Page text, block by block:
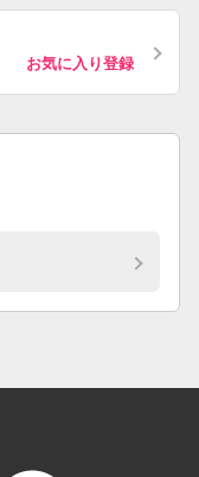
お気に入り登録